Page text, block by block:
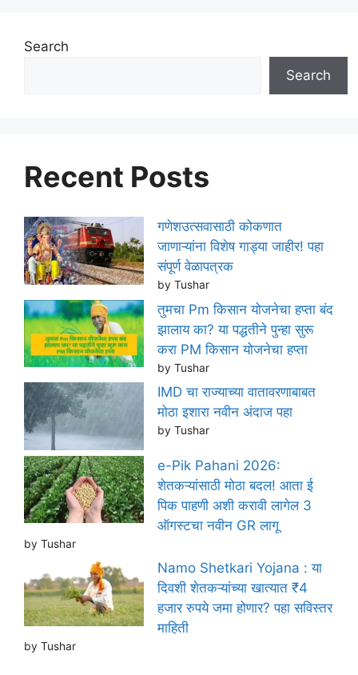
Search
Search
Recent Posts
गणेशउत्सवासाठी कोकणात
जाणाऱ्यांना विशेष गाड्या जाहीर! पहा
संपूर्ण वेळापत्रक
by Tushar
तुमचा Pm किसान योजनेचा हप्ता बंद
झालाय का? या पद्धतीने पुन्हा सुरू
करा PM किसान योजनेचा हप्ता
by Tushar
IMD चा राज्याच्या वातावरणाबाबत
मोठा इशारा नवीन अंदाज पहा
by Tushar
e-Pik Pahani 2026:
शेतकऱ्यांसाठी मोठा बदल! आता ई
पिक पाहणी अशी करावी लागेल 3
ऑगस्टचा नवीन GR लागू
by Tushar
Namo Shetkari Yojana : या
दिवशी शेतकऱ्यांच्या खात्यात ₹4
हजार रुपये जमा होणार? पहा सविस्तर
माहिती
by Tushar